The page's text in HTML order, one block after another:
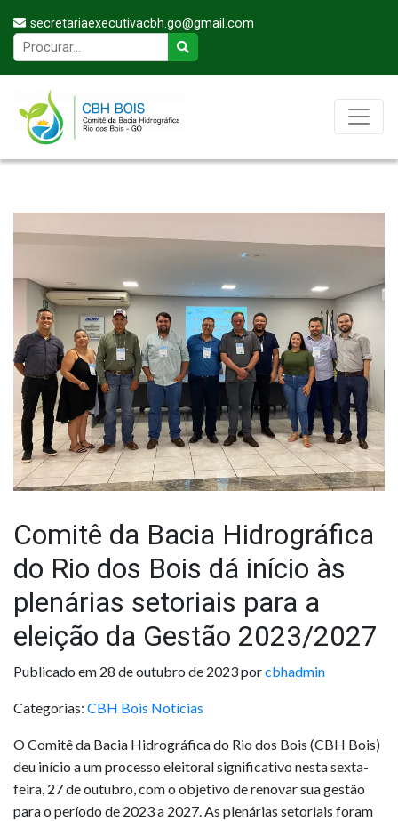
secretariaexecutivacbh.go@gmail.com
Comitê da Bacia Hidrográfica
do Rio dos Bois dá início às
plenárias setoriais para a
eleição da Gestão 2023/2027
Publicado em 28 de outubro de 2023 porcbhadmin
Categorias: CBH Bois Notícias
O Comitê da Bacia Hidrográfica do Rio dos Bois (CBH Bois)
deu início a um processo eleitoral significativo nesta sexta-
feira, 27 de outubro, com o objetivo de renovar sua gestão
para o período de 2023 a 2027. As plenárias setoriais foram